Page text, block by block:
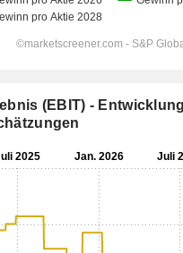
(EBIT) -